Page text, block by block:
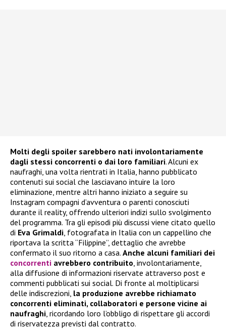
Molti degli spoiler sarebbero nati involontariamente
dagli stessi concorrenti o dai loro familiari. Alcuni ex
naufraghi, una volta rientrati in Italia, hanno pubblicato
contenuti sui social che lasciavano intuire la loro
eliminazione, mentre altri hanno iniziato a seguire su
Instagram compagni d’avventura o parenti conosciuti
durante il reality, offrendo ulteriori indizi sullo svolgimento
del programma. Tra gli episodi più discussi viene citato quello
di Eva Grimaldi , fotografata in Italia con un cappellino che
riportava la scritta “Filippine”, dettaglio che avrebbe
confermato il suo ritorno a casa. Anche alcuni familiari dei
concorrenti avrebbero contribuito , involontariamente,
alla diffusione di informazioni riservate attraverso post e
commenti pubblicati sui social. Di fronte al moltiplicarsi
delle indiscrezioni, la produzione avrebbe richiamato
concorrenti eliminati, collaboratori e persone vicine ai
naufraghi , ricordando loro l’obbligo di rispettare gli accordi
di riservatezza previsti dal contratto.